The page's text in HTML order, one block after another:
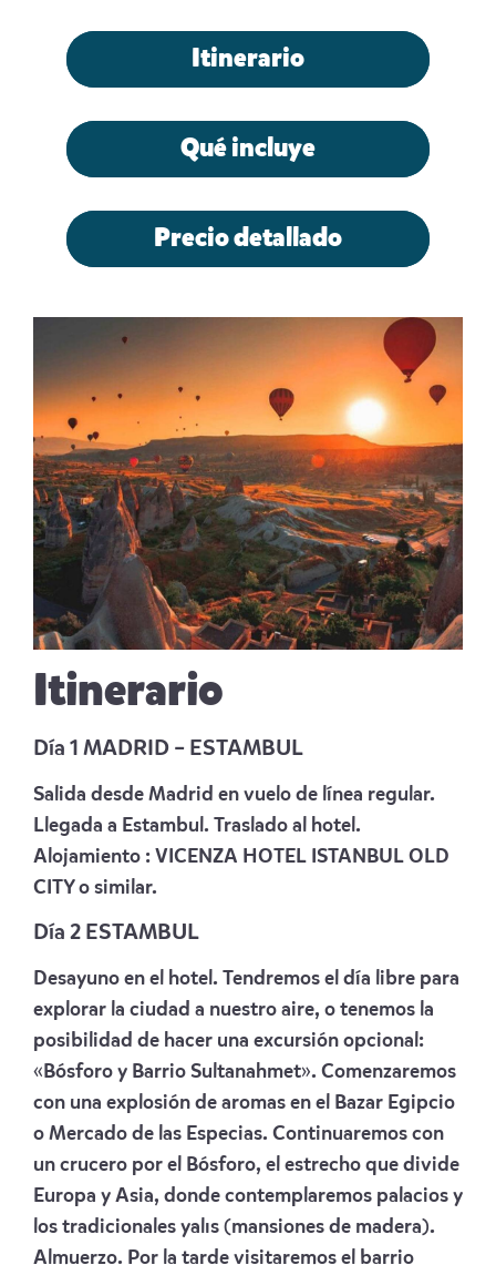
Itinerario
Qué incluye
Precio detallado
Itinerario
Día 1 MADRID – ESTAMBUL
Salida desde Madrid en vuelo de línea regular.
Llegada a Estambul. Traslado al hotel.
Alojamiento : VICENZA HOTEL ISTANBUL OLD
CITYo similar.
Día 2 ESTAMBUL
Desayuno en el hotel. Tendremos el día libre para
explorar la ciudad a nuestro aire, o tenemos la
posibilidad de hacer una excursión opcional:
«Bósforo y Barrio Sultanahmet». Comenzaremos
con una explosión de aromas en el Bazar Egipcio
o Mercado de las Especias. Continuaremos con
un crucero por el Bósforo, el estrecho que divide
Europa y Asia, donde contemplaremos palacios y
los tradicionales yalıs (mansiones de madera).
Almuerzo. Por la tarde visitaremos el barrio